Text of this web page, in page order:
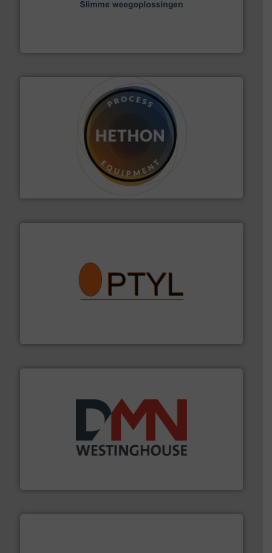
geautomatiseerde weegoplossingen.Meer info ➜
HETHON is wereldwijd specialist in poeder- en
vloeistofdosering, met name bij lastig te verwerken
Meer info ➜
aanspreekpunt voor uw vragen omtrent stof.
plastic-, (petro) chemische, farmaceutische,
mineralen-, energie en biomassa industrieën.